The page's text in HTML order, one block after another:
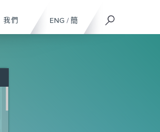
ENG / 簡
我們